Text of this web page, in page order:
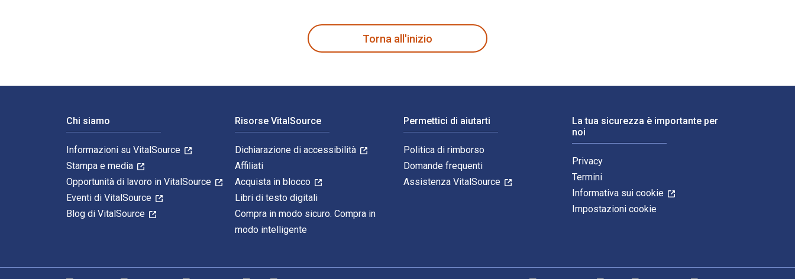
Torna all'inizio
Chi siamo
Informazioni su VitalSource
Stampa e media
Opportunità di lavoro in VitalSource
Eventi di VitalSource
Blog di VitalSource
Risorse VitalSource
Dichiarazione di accessibilità
Affiliati
Acquista in blocco
Libri di testo digitali
Compra in modo sicuro. Compra in
modo intelligente
Permettici di aiutarti
Politica di rimborso
Domande frequenti
Assistenza VitalSource
La tua sicurezza è importante per
noi
Privacy
Termini
Informativa sui cookie
Impostazioni cookie